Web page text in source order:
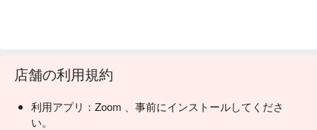
店舗の利用規約
利用アプリ：Zoom 、事前にインストールしてくださ
い。